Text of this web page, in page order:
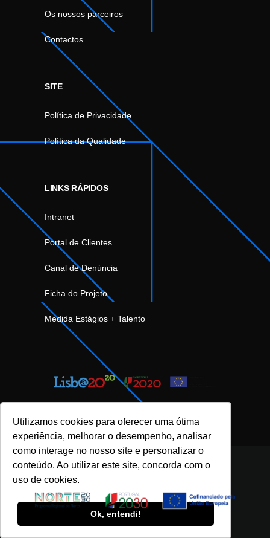
Utilizamos cookies para oferecer uma ótima
experiência, melhorar o desempenho, analisar
como interage no nosso site e personalizar o
conteúdo. Ao utilizar este site, concorda com o
uso de cookies.
Ok, entendi!
Os nossos parceiros
Contactos
SITE
Política de Privacidade
Política da Qualidade
LINKS RÁPIDOS
Intranet
Portal de Clientes
Canal de Denúncia
Ficha do Projeto
Medida Estágios + Talento
INOVFLOW Business Solutions © 2023 |
Política de Privacidade e Proteção de Dados
|
Política da Qualidade